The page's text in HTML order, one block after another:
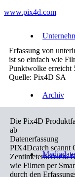
Archiv
www.pix4d.com
Erfassung von
ist so einfach wie
Punktwolke erreicht
Quelle: Pix4D SA
Die Pix4D
ab
Datenerfassung
PIX4Dcatch scannt
Zentimeterbereich.
wie Filmen per
durch den